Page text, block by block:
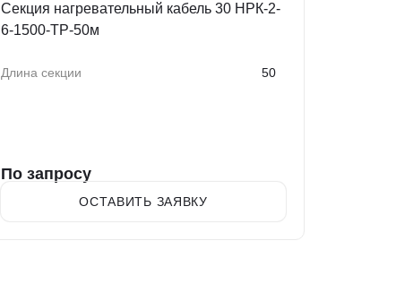
Секция нагревательный кабель 30 НРК-2-
6-1500-ТР-50м
Длина секции 50
По запросу
ОСТАВИТЬ ЗАЯВКУ